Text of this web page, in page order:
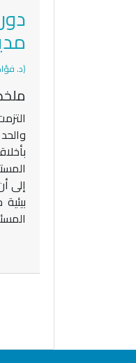
(د.
إلى